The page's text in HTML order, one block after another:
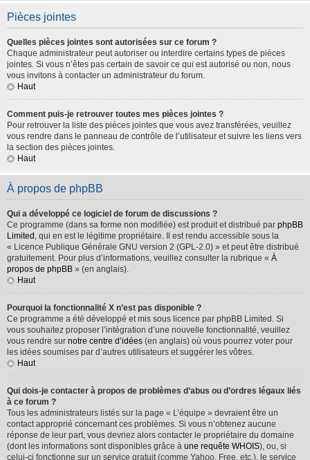
Pièces jointes
Quelles pièces jointes sont autorisées sur ce forum ?
Chaque administrateur peut autoriser ou interdire certains types de pièces
jointes. Si vous n’êtes pas certain de savoir ce qui est autorisé ou non, nous
vous invitons à contacter un administrateur du forum.
Haut
Comment puis-je retrouver toutes mes pièces jointes ?
Pour retrouver la liste des pièces jointes que vous avez transférées, veuillez
vous rendre dans le panneau de contrôle de l’utilisateur et suivre les liens vers
la section des pièces jointes.
Haut
À propos de phpBB
Qui a développé ce logiciel de forum de discussions ?
Ce programme (dans sa forme non modifiée) est produit et distribué par phpBB
Limited , qui en est le légitime propriétaire. Il est rendu accessible sous la
« Licence Publique Générale GNU version 2 (GPL-2.0) » et peut être distribué
gratuitement. Pour plus d’informations, veuillez consulter la rubrique « À
propos de phpBB » (en anglais).
Haut
Pourquoi la fonctionnalité X n’est pas disponible ?
Ce programme a été développé et mis sous licence par phpBB Limited. Si
vous souhaitez proposer l’intégration d’une nouvelle fonctionnalité, veuillez
vous rendre sur notre centre d’idées (en anglais) où vous pourrez voter pour
les idées soumises par d’autres utilisateurs et suggérer les vôtres.
Haut
Qui dois-je contacter à propos de problèmes d’abus ou d’ordres légaux liés
à ce forum ?
Tous les administrateurs listés sur la page « L’équipe » devraient être un
contact approprié concernant ces problèmes. Si vous n’obtenez aucune
réponse de leur part, vous devriez alors contacter le propriétaire du domaine
(dont les informations sont disponibles grâce à une requête WHOIS), ou, si
celui-ci fonctionne sur un service gratuit (comme Yahoo, Free, etc.), le service